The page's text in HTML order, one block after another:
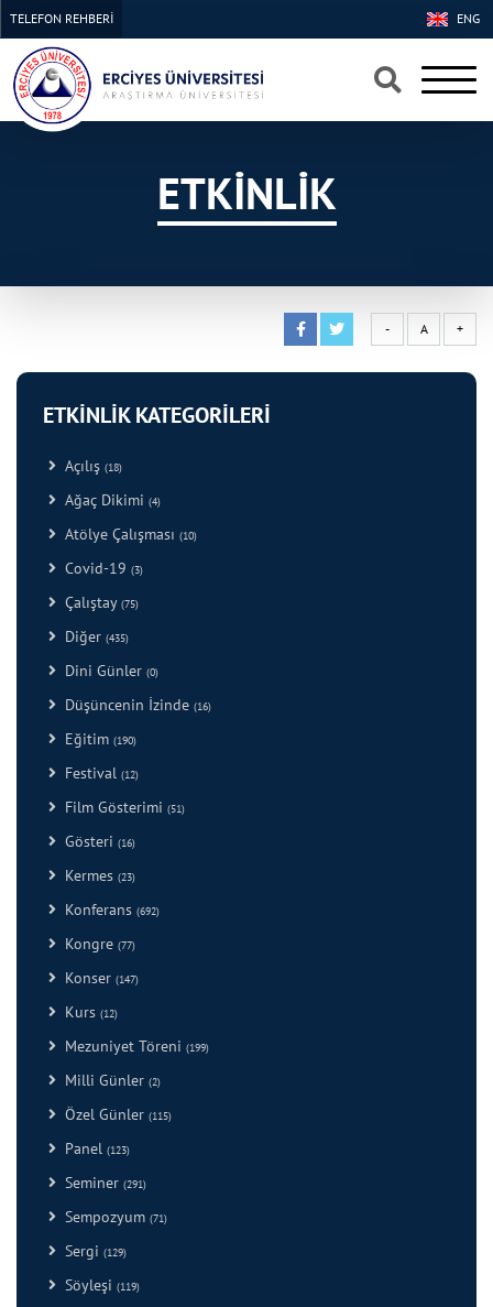
×
×
ENG
TELEFON REHBERİ
ETKİNLİK
- A +
ETKİNLİK KATEGORİLERİ
Açılış (18)
Ağaç Dikimi (4)
Atölye Çalışması (10)
Covid-19 (3)
Çalıştay (75)
Diğer (435)
Dini Günler (0)
Düşüncenin İzinde (16)
Eğitim (190)
Festival (12)
Film Gösterimi (51)
Gösteri (16)
Kermes (23)
Konferans (692)
Kongre (77)
Konser (147)
Kurs (12)
Mezuniyet Töreni (199)
Milli Günler (2)
Özel Günler (115)
Panel (123)
Seminer (291)
Sempozyum (71)
Sergi (129)
Söyleşi (119)